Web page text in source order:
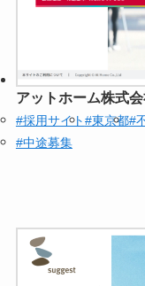
アットホーム株式
#採用サイト#東京都#
#中途募集